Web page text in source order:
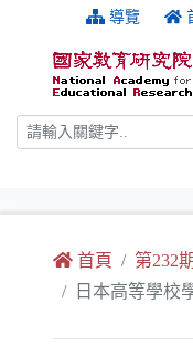
跳到主要內容 導覽
搜尋
首頁 第232期
日本高等學校